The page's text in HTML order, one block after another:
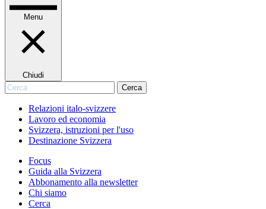
Menu
Chiudi
Cerca Cerca
Relazioni italo-svizzere
Lavoro ed economia
Svizzera, istruzioni per l'uso
Destinazione Svizzera
Focus
Guida alla Svizzera
Abbonamento alla newsletter
Chi siamo
Cerca